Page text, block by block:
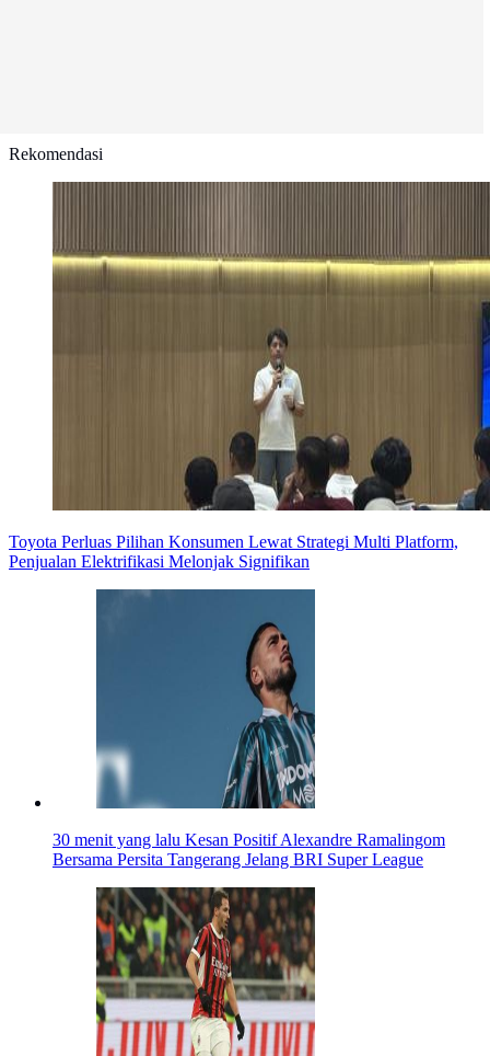
Rekomendasi
Toyota Perluas Pilihan Konsumen Lewat Strategi Multi Platform,
Penjualan Elektrifikasi Melonjak Signifikan
30 menit yang lalu Kesan Positif Alexandre Ramalingom
Bersama Persita Tangerang Jelang BRI Super League